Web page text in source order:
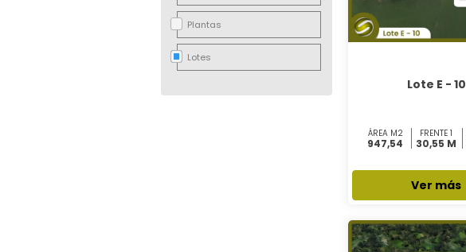
Plantas
Lotes
Lote E - 10
ÁREA M2
947,54
FRENTE 1
30,55 M
Ver más